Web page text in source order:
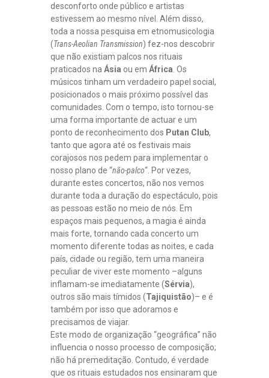
desconforto onde público e artistas
estivessem ao mesmo nível. Além disso,
toda a nossa pesquisa em etnomusicologia
(Trans-Aeolian Transmission) fez-nos descobrir
que não existiam palcos nos rituais
praticados na Ásia ou em África . Os
músicos tinham um verdadeiro papel social,
posicionados o mais próximo possível das
comunidades. Com o tempo, isto tornou-se
uma forma importante de actuar e um
ponto de reconhecimento dos Putan Club,
tanto que agora até os festivais mais
corajosos nos pedem para implementar o
nosso plano de “não-palco“. Por vezes,
durante estes concertos, não nos vemos
durante toda a duração do espectáculo, pois
as pessoas estão no meio de nós. Em
espaços mais pequenos, a magia é ainda
mais forte, tornando cada concerto um
momento diferente todas as noites, e cada
país, cidade ou região, tem uma maneira
peculiar de viver este momento –alguns
inflamam-se imediatamente (Sérvia),
outros são mais tímidos (Tajiquistão)– e é
também por isso que adoramos e
precisamos de viajar.
Este modo de organização “geográfica” não
influencia o nosso processo de composição;
não há premeditação. Contudo, é verdade
que os rituais estudados nos ensinaram que